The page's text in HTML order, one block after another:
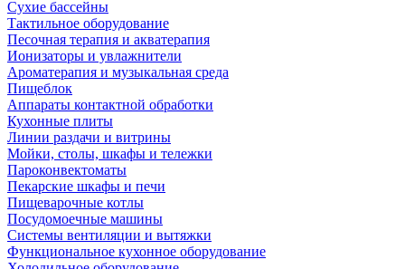
Сухие бассейны
Тактильное оборудование
Песочная терапия и акватерапия
Ионизаторы и увлажнители
Ароматерапия и музыкальная среда
Пищеблок
Аппараты контактной обработки
Кухонные плиты
Линии раздачи и витрины
Мойки, столы, шкафы и тележки
Пароконвектоматы
Пекарские шкафы и печи
Пищеварочные котлы
Посудомоечные машины
Системы вентиляции и вытяжки
Функциональное кухонное оборудование